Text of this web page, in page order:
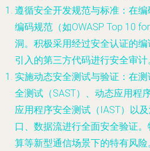
遵循安全开发规范与标准 ：在
编码规范（如OWASP Top 10
洞。积极采用经过安全认证的
引入的第三方代码进行安全审计
实施动态安全测试与验证 ：在
全测试（SAST）、动态应用程
应用程序安全测试（IAST）以
口、数据流进行全面安全验证
算等新型通信场景下的特有风险